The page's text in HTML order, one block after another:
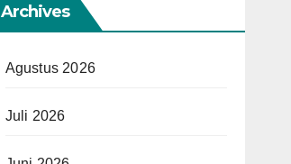
Archives
Agustus 2026
Juli 2026